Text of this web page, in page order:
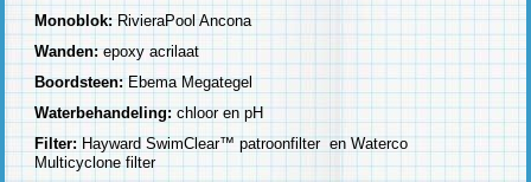
Monoblok:RivieraPool Ancona
Wanden:epoxy acrilaat
Boordsteen:Ebema Megategel
Waterbehandeling:chloor en pH
Filter: Hayward SwimClear™ patroonfilter en Waterco
Multicyclone filter